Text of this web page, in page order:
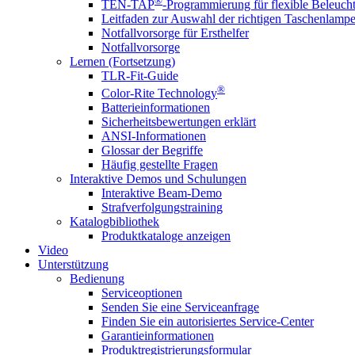
TEN-TAP -Programmierung für flexible
Leitfaden zur Auswahl der richtigen Taschenlampe
Notfallvorsorge für Ersthelfer
Notfallvorsorge
Lernen (Fortsetzung)
TLR-Fit-Guide
Color-Rite Technology®
Batterieinformationen
Sicherheitsbewertungen erklärt
ANSI-Informationen
Glossar der Begriffe
Häufig gestellte Fragen
Interaktive Demos und Schulungen
Interaktive Beam-Demo
Strafverfolgungstraining
Katalogbibliothek
Produktkataloge anzeigen
Video
Unterstützung
Bedienung
Serviceoptionen
Senden Sie eine Serviceanfrage
Finden Sie ein autorisiertes Service-Center
Garantieinformationen
Produktregistrierungsformular